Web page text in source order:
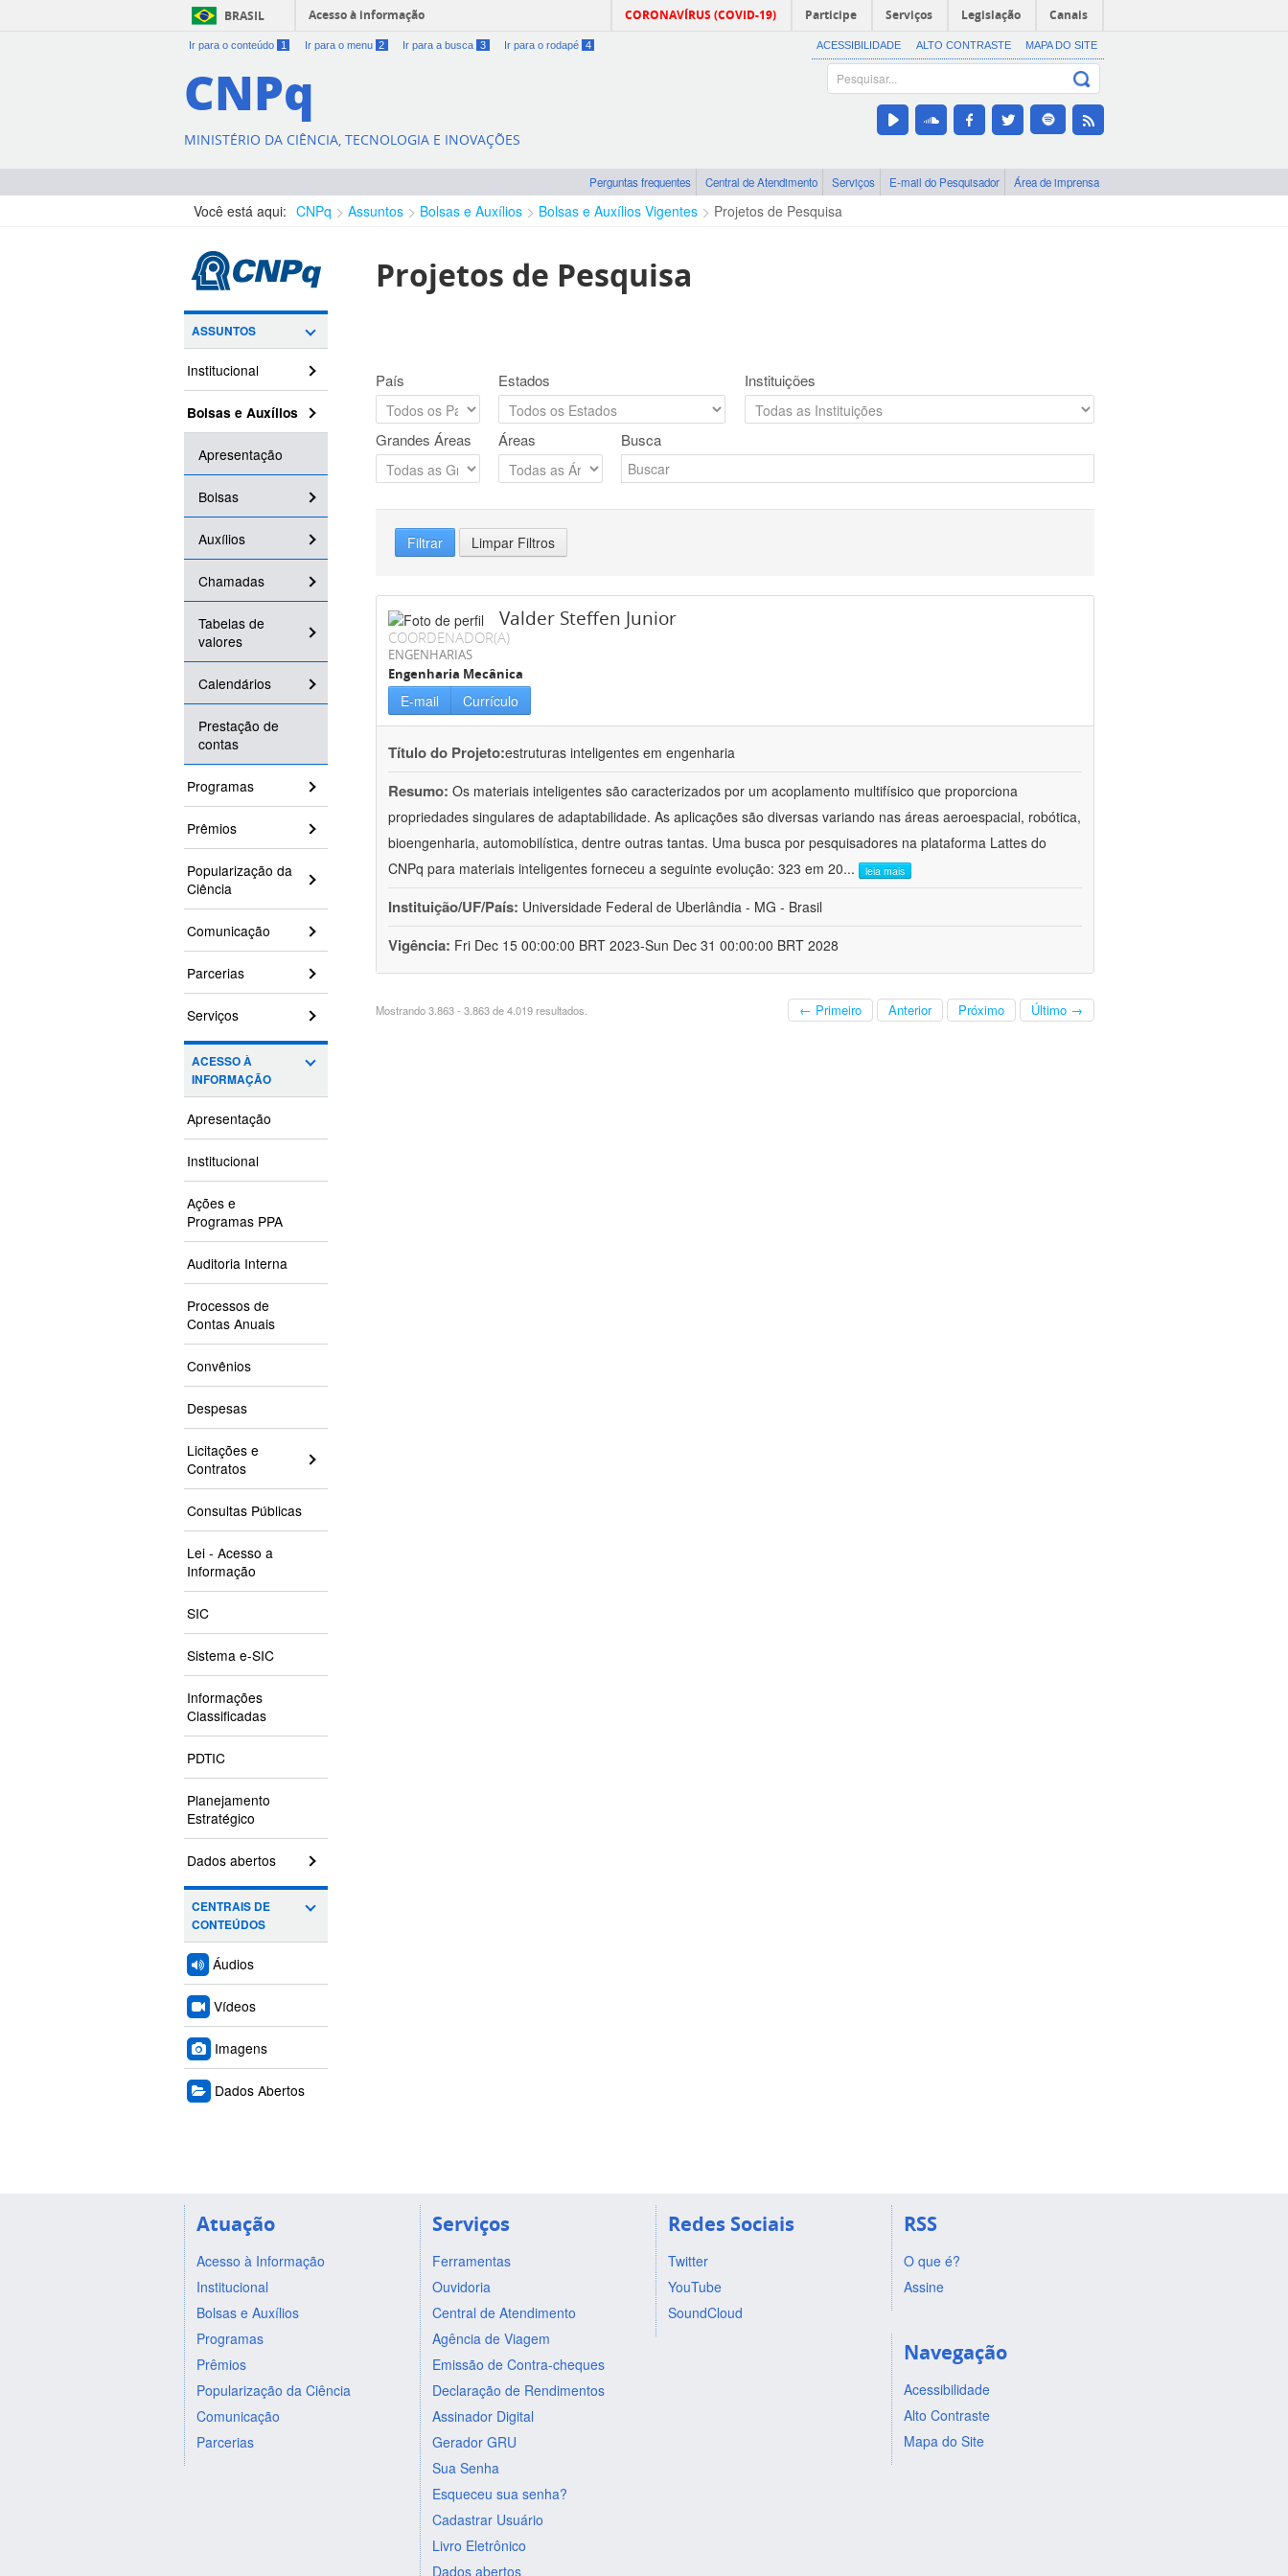
BRASIL Acesso à informação CORONAVÍRUS (COVID-19) Participe Serviços Legislação Canais
Ir para o conteúdo 1 Ir para o menu 2 Ir para a busca 3 Ir para o rodapé 4 ACESSIBILIDADE ALTO CONTRASTE MAPA DO SITE
CNPq
MINISTÉRIO DA CIÊNCIA, TECNOLOGIA E INOVAÇÕES
Perguntas frequentes Central de Atendimento Serviços E-mail do Pesquisador Área de imprensa
Você está aqui: CNPq Assuntos Bolsas e Auxílios Bolsas e Auxílios Vigentes Projetos de Pesquisa
ASSUNTOS
Institucional
Bolsas e Auxílios
Apresentação
Bolsas
Auxílios
Chamadas
Tabelas de
valores
Calendários
Prestação de
contas
Programas
Prêmios
Popularização da
Ciência
Comunicação
Parcerias
Serviços
ACESSO À
INFORMAÇÃO
Apresentação
Institucional
Ações e
Programas PPA
Auditoria Interna
Processos de
Contas Anuais
Convênios
Despesas
Licitações e
Contratos
Consultas Públicas
Lei - Acesso a
Informação
SIC
Sistema e-SIC
Informações
Classificadas
PDTIC
Planejamento
Estratégico
Dados abertos
CENTRAIS DE
CONTEÚDOS
Áudios
Vídeos
Imagens
Dados Abertos
Projetos de Pesquisa
País Estados Instituições
Grandes Áreas Áreas Busca
Filtrar Limpar Filtros
Valder Steffen Junior
COORDENADOR(A)
ENGENHARIAS
Engenharia Mecânica
E-mail Currículo
Título do Projeto:estruturas inteligentes em engenharia
Resumo: Os materiais inteligentes são caracterizados por um acoplamento multifísico que proporciona
propriedades singulares de adaptabilidade. As aplicações são diversas variando nas áreas aeroespacial, robótica,
bioengenharia, automobilística, dentre outras tantas. Uma busca por pesquisadores na plataforma Lattes do
CNPq para materiais inteligentes forneceu a seguinte evolução: 323 em 20... leia mais
Instituição/UF/País: Universidade Federal de Uberlândia - MG - Brasil
Vigência: Fri Dec 15 00:00:00 BRT 2023-Sun Dec 31 00:00:00 BRT 2028
Mostrando 3.863 - 3.863 de 4.019 resultados. ← Primeiro Anterior Próximo Último →
Atuação
Acesso à Informação
Institucional
Bolsas e Auxílios
Programas
Prêmios
Popularização da Ciência
Comunicação
Parcerias
Serviços
Ferramentas
Ouvidoria
Central de Atendimento
Agência de Viagem
Emissão de Contra-cheques
Declaração de Rendimentos
Assinador Digital
Gerador GRU
Sua Senha
Esqueceu sua senha?
Cadastrar Usuário
Livro Eletrônico
Dados abertos
Redes Sociais
Twitter
YouTube
SoundCloud
RSS
O que é?
Assine
Navegação
Acessibilidade
Alto Contraste
Mapa do Site